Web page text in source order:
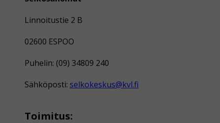
Linnoitustie 2 B
02600 ESPOO
Puhelin: (09) 34809 240
Sähköposti: selkokeskus@kvl.fi
Toimitus: